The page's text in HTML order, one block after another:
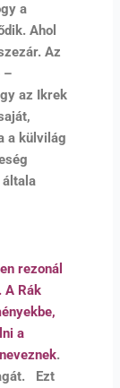
a
Ahol
Az
–
az Ikrek
a külvilág
általa
rezonál
A Rák
a
.
Ezt